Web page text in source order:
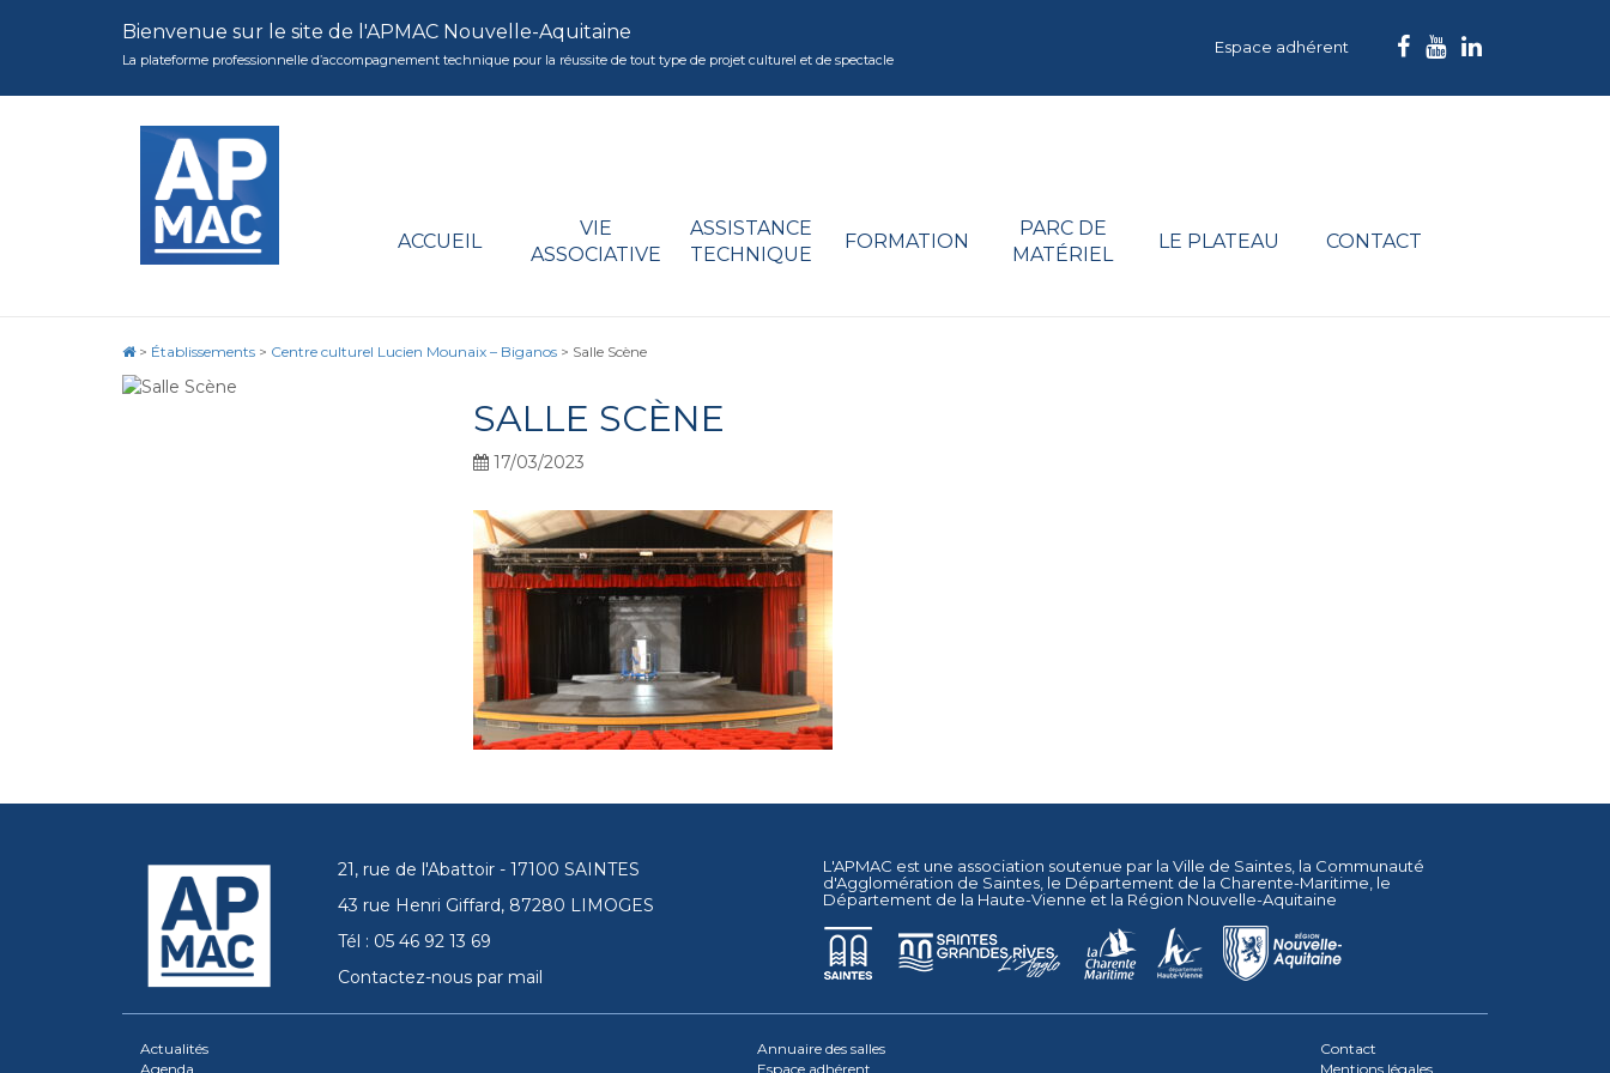
Bienvenue sur le site de l'APMAC Nouvelle-Aquitaine
La plateforme professionnelle d’accompagnement technique pour la réussite de tout type de projet culturel et de spectacle
Espace adhérent
ACCUEIL
VIE
ASSOCIATIVE
ASSISTANCE
TECHNIQUE
FORMATION
PARC DE
MATÉRIEL
LE PLATEAU CONTACT
> Établissements > Centre culturel Lucien Mounaix – Biganos > Salle Scène
SALLE SCÈNE
17/03/2023
21, rue de l'Abattoir - 17100 SAINTES
43 rue Henri Giffard, 87280 LIMOGES
Tél : 05 46 92 13 69
Contactez-nous par mail
L'APMAC est une association soutenue par la Ville de Saintes , la Communauté
d'Agglomération de Saintes , le Département de la Charente-Maritime , le
Département de la Haute-Vienne et la Région Nouvelle-Aquitaine
Actualités
Agenda
Annuaire des salles
Espace adhérent
Contact
Mentions légales